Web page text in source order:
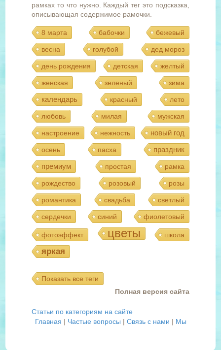
рамках то что нужно. Каждый тег это подсказка,
описывающая содержимое рамочки.
8 марта бабочки бежевый
весна голубой дед мороз
день рождения детская желтый
женская зеленый зима
календарь красный лето
любовь милая мужская
настроение нежность новый год
осень пасха
праздник
премиум
простая рамка
рождество розовый розы
романтика свадьба светлый
сердечки синий фиолетовый
фотоэффект цветы школа
яркая
Показать все теги
Полная версия сайта
Статьи по категориям на сайте
Главная | Частые вопросы | Связь с нами | Мы